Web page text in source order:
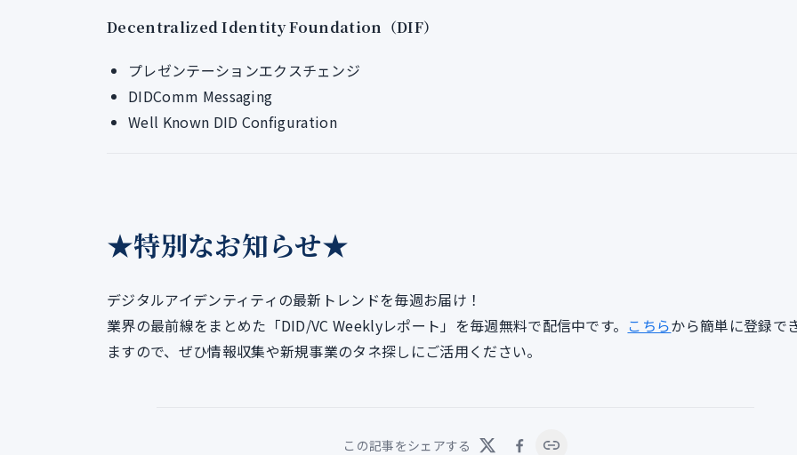
Decentralized Identity Foundation（DIF）
プレゼンテーションエクスチェンジ
DIDComm Messaging
Well Known DID Configuration
★特別なお知らせ★
デジタルアイデンティティの最新トレンドを毎週お届け！
業界の最前線をまとめた「DID/VC Weeklyレポート」を毎週無料で配信中です。 こちらから簡単に登録で
ますので、ぜひ情報収集や新規事業のタネ探しにご活用ください。
この記事をシェアする